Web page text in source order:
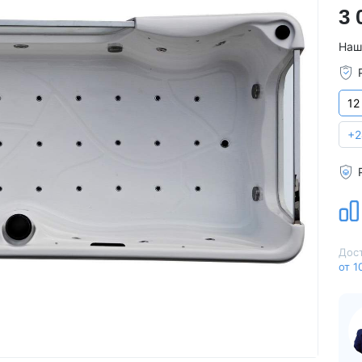
Для семьи
Для вечеринок
Бассейны для глэмпингов
Страна производитель
Из Италии
США
Из Германии
Из Китая
Arctic Spa
Sunrans
Viking Spa
Allseas Spa
Coast Spas
Bellagio
Villeroy & Boch
Wellis
3
от